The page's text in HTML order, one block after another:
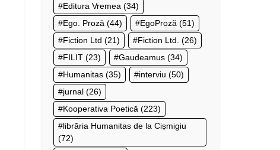
Editura Vremea (34)
Ego. Proză (44) EgoProză (51)
Fiction Ltd (21) Fiction Ltd. (26)
FILIT (23) Gaudeamus (34)
Humanitas (35) interviu (50)
jurnal (26)
Kooperativa Poetică (223)
librăria Humanitas de la Cișmigiu
(72)